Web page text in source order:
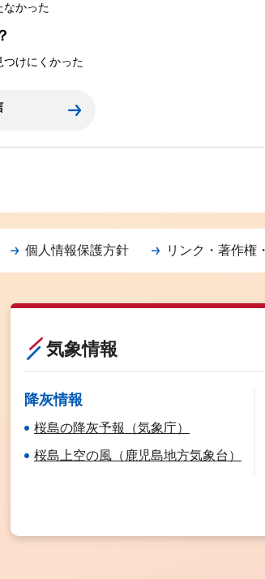
なかった
つけにくかった
個人情報保護方針 リンク・著作権
気象情報
降灰情報
桜島の降灰予報（気象庁）
桜島上空の風（鹿児島地方気象台）